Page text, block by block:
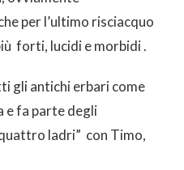
per l’ultimo risciacquo
forti, lucidi e morbidi .
gli antichi erbari come
e fa parte degli
ladri” con Timo,